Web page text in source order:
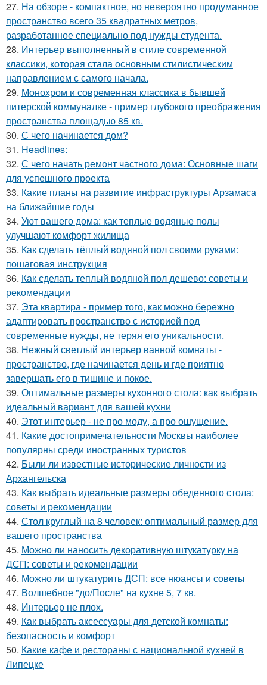
27. На обзоре - компактное, но невероятно продуманное
пространство всего 35 квадратных метров,
разработанное специально под нужды студента.
28. Интерьер выполненный в стиле современной
классики, которая стала основным стилистическим
направлением с самого начала.
29. Монохром и современная классика в бывшей
питерской коммуналке - пример глубокого преображения
пространства площадью 85 кв.
30. С чего начинается дом?
31. Headlines:
32. С чего начать ремонт частного дома: Основные шаги
для успешного проекта
33. Какие планы на развитие инфраструктуры Арзамаса
на ближайшие годы
34. Уют вашего дома: как теплые водяные полы
улучшают комфорт жилища
35. Как сделать тёплый водяной пол своими руками:
пошаговая инструкция
36. Как сделать теплый водяной пол дешево: советы и
рекомендации
37. Эта квартира - пример того, как можно бережно
адаптировать пространство с историей под
современные нужды, не теряя его уникальности.
38. Нежный светлый интерьер ванной комнаты -
пространство, где начинается день и где приятно
завершать его в тишине и покое.
39. Оптимальные размеры кухонного стола: как выбрать
идеальный вариант для вашей кухни
40. Этот интерьер - не про моду, а про ощущение.
41. Какие достопримечательности Москвы наиболее
популярны среди иностранных туристов
42. Были ли известные исторические личности из
Архангельска
43. Как выбрать идеальные размеры обеденного стола:
советы и рекомендации
44. Стол круглый на 8 человек: оптимальный размер для
вашего пространства
45. Можно ли наносить декоративную штукатурку на
ДСП: советы и рекомендации
46. Можно ли штукатурить ДСП: все нюансы и советы
47. Волшебное "до/После" на кухне 5, 7 кв.
48. Интерьер не плох.
49. Как выбрать аксессуары для детской комнаты:
безопасность и комфорт
50. Какие кафе и рестораны с национальной кухней в
Липецке